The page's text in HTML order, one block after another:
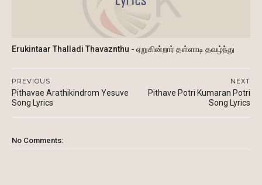
Erukintaar Thalladi Thavaznthu - ஏறுகின்றார் தள்ளாடி தவழ்ந்து
NEXT
Pithave Potri Kumaran Potri
Song Lyrics
PREVIOUS
Pithavae Arathikindrom Yesuve
Song Lyrics
No Comments: